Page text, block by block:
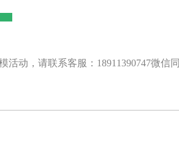
活动，请联系客服：18911390747微信同